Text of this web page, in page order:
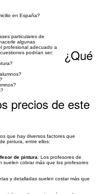
en España?
particulares de
algunas
profesional adecuado a
podrían ser:
¿Qué
precios de este
que hay diversos factores que
pintura, entre ellos:
de pintura: Los profesores de
suelen cobrar más que los profesores
y detalladas suelen costar más que